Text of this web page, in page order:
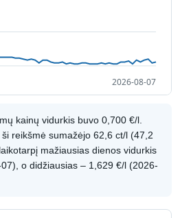
kainų vidurkis buvo 0,700 €/l.
reikšmė sumažėjo 62,6 ct/l (47,2
mažiausias dienos vidurkis
o didžiausias – 1,629 €/l (2026-